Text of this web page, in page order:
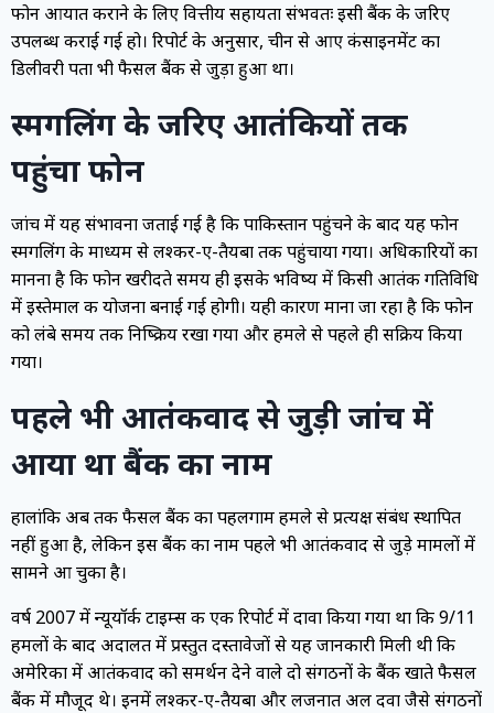
फोन आयात कराने के लिए वित्तीय सहायता संभवतः इसी बैंक के जरिए
उपलब्ध कराई गई हो। रिपोर्ट के अनुसार, चीन से आए कंसाइनमेंट का
डिलीवरी पता भी फैसल बैंक से जुड़ा हुआ था।
स्मगलिंग के जरिए आतंकियों तक
पहुंचा फोन
जांच में यह संभावना जताई गई है कि पाकिस्तान पहुंचने के बाद यह फोन
स्मगलिंग के माध्यम से लश्कर-ए-तैयबा तक पहुंचाया गया। अधिकारियों का
मानना है कि फोन खरीदते समय ही इसके भविष्य में किसी आतंकी गतिविधि
में इस्तेमाल की योजना बनाई गई होगी। यही कारण माना जा रहा है कि फोन
को लंबे समय तक निष्क्रिय रखा गया और हमले से पहले ही सक्रिय किया
गया।
पहले भी आतंकवाद से जुड़ी जांच में
आया था बैंक का नाम
हालांकि अब तक फैसल बैंक का पहलगाम हमले से प्रत्यक्ष संबंध स्थापित
नहीं हुआ है, लेकिन इस बैंक का नाम पहले भी आतंकवाद से जुड़े मामलों में
सामने आ चुका है।
वर्ष 2007 में न्यूयॉर्क टाइम्स की एक रिपोर्ट में दावा किया गया था कि 9/11
हमलों के बाद अदालत में प्रस्तुत दस्तावेजों से यह जानकारी मिली थी कि
अमेरिका में आतंकवाद को समर्थन देने वाले दो संगठनों के बैंक खाते फैसल
बैंक में मौजूद थे। इनमें लश्कर-ए-तैयबा और लजनात अल दवा जैसे संगठनों